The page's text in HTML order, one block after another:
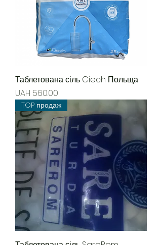
Таблетована сіль Ciech Польща
Price
UAH 560.00
TOP продаж